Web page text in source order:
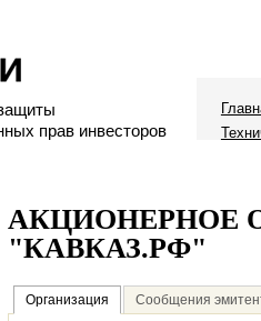
прав инвесторов
АКЦИОНЕРНОЕ
"КАВКАЗ.РФ"
Организация Сообщения